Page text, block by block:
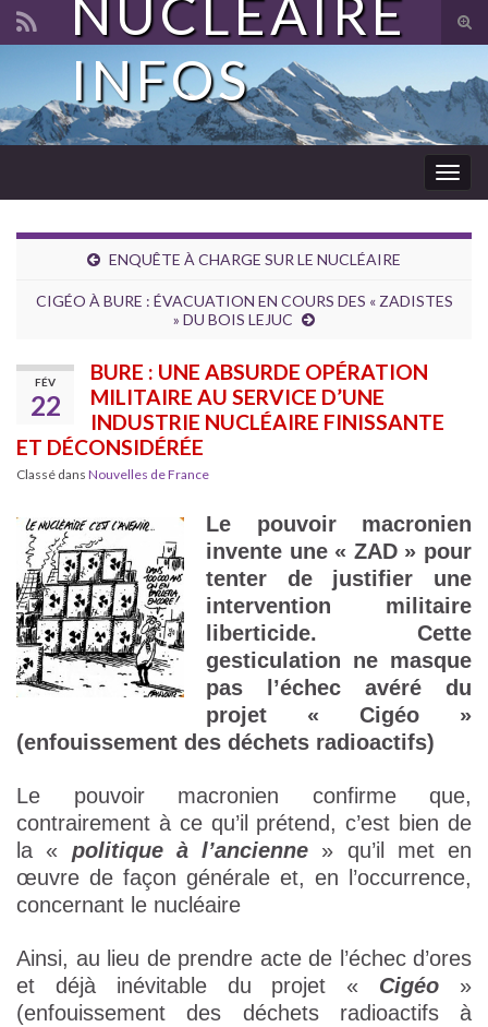
Search for:
NUCLÉAIRE
INFOS
ENQUÊTE À CHARGE SUR LE NUCLÉAIRE
CIGÉO À BURE : ÉVACUATION EN COURS DES « ZADISTES
» DU BOIS LEJUC
FÉV
22
BURE : UNE ABSURDE OPÉRATION
MILITAIRE AU SERVICE D’UNE
INDUSTRIE NUCLÉAIRE FINISSANTE
ET DÉCONSIDÉRÉE
Classé dans Nouvelles de France
Le pouvoir macronien
invente une « ZAD » pour
tenter de justifier une
intervention militaire
liberticide. Cette
gesticulation ne masque
pas l’échec avéré du
projet « Cigéo »
(enfouissement des déchets radioactifs)
Le pouvoir macronien confirme que,
contrairement à ce qu’il prétend, c’est bien de
la « politique à l’ancienne » qu’il met en
œuvre de façon générale et, en l’occurrence,
concernant le nucléaire
Ainsi, au lieu de prendre acte de l’échec d’ores
et déjà inévitable du projet « Cigéo »
(enfouissement des déchets radioactifs à